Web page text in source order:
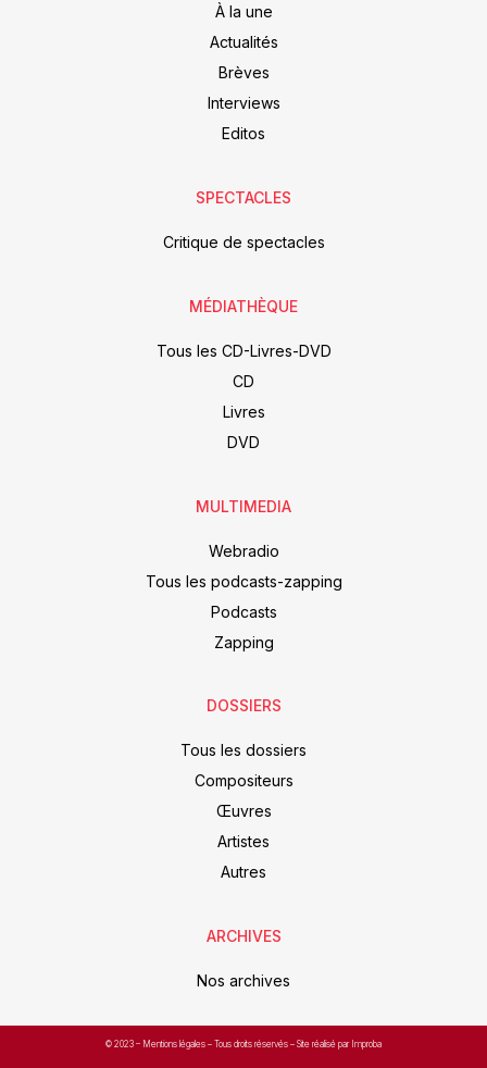
À la une
Actualités
Brèves
Interviews
Editos
SPECTACLES
Critique de spectacles
MÉDIATHÈQUE
Tous les CD-Livres-DVD
CD
Livres
DVD
MULTIMEDIA
Webradio
Tous les podcasts-zapping
Podcasts
Zapping
DOSSIERS
Tous les dossiers
Compositeurs
Œuvres
Artistes
Autres
ARCHIVES
Nos archives
© 2023 – Mentions légales – Tous droits réservés – Site réalisé par Improba